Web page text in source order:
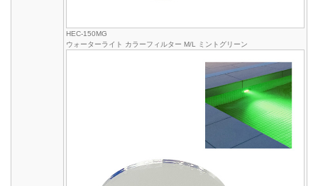
HEC-150MG
ウォーターライト カラーフィルター M/L ミントグリーン